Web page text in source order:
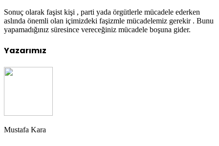
Sonuç olarak faşist kişi , parti yada örgütlerle mücadele ederken
aslında önemli olan içimizdeki faşizmle mücadelemiz gerekir . Bunu
yapamadığınız süresince vereceğiniz mücadele boşuna gider.
Yazarımız
Mustafa Kara